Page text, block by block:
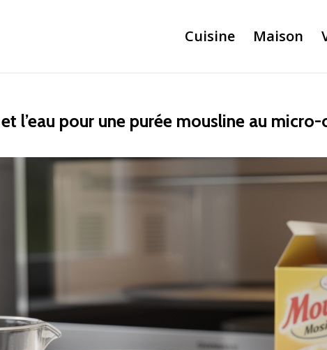
Cuisine Maison
l’eau pour une purée mousline au micro-